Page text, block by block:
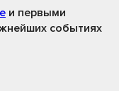
и первыми
событиях